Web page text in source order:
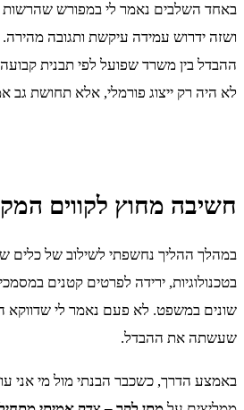
באחד השלבים נאמר לי במפורש שהרשות
ושזה ידרוש עמידה עיקשת ותגובה
ההבדל בין משרד שפועל לפי תבנית
לא היה רק ייצוג פורמלי, אלא תחושת גב
חשיבה מחוץ לקווים
במהלך ההליך נחשפתי לשילוב של כלים
בטכנולוגיות, ירידה לפרטים קטנים
שונים במשפט. לא פעם נאמר לי שדווקא
שעשתה את ההבדל.
באמצע הדרך, כשכבר הבנתי מול מי אני